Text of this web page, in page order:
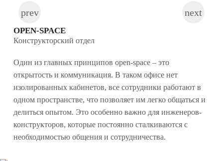
OPEN-SPACE
Конструкторский отдел
Один из главных принципов open-space – это
открытость и коммуникация. В таком офисе нет
изолированных кабинетов, все сотрудники работают в
одном пространстве, что позволяет им легко общаться и
делиться опытом. Это особенно важно для инженеров-
конструкторов, которые постоянно сталкиваются с
необходимостью общения и сотрудничества.